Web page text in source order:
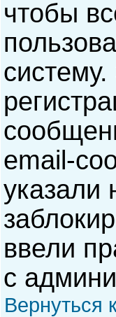
чтобы
email-
указали
ввели
с
Вернуться